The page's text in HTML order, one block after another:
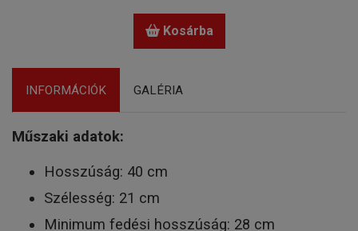
Kosárba
INFORMÁCIÓK GALÉRIA
Műszaki adatok:
Hosszúság: 40 cm
Szélesség: 21 cm
Minimum fedési hosszúság: 28 cm